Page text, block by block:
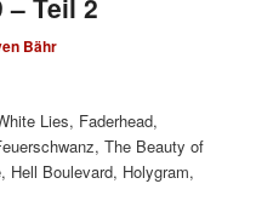
Teil 2
Bähr
Lies, Faderhead,
The Beauty of
Hell Boulevard, Holygram,